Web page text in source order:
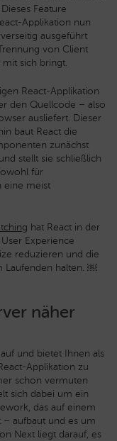
Dieses Feature
Applikation nun
ausgeführt
von Client
sich bringt.
React-Applikation
den Quellcode – also
ausliefert. Dieser
baut React die
zunächst
stellt sie schließlich
für
eine meist
hat React in der
Experience
reduzieren und die
Laufenden halten. ￼
näher
und bietet Ihnen als
Applikation zu
schon vermuten
sich dabei um ein
das auf einem
aufbaut und es um
Next liegt darauf, es